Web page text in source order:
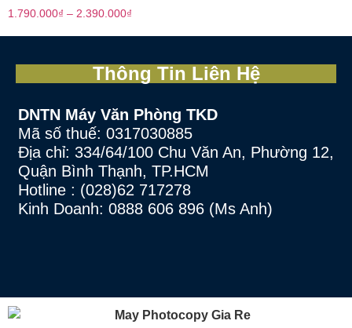
1.790.000₫ – 2.390.000₫
Thông Tin Liên Hệ
DNTN Máy Văn Phòng TKD
Mã số thuế: 0317030885
Địa chỉ: 334/64/100 Chu Văn An, Phường 12,
Quận Bình Thạnh, TP.HCM
Hotline : (028)62 717278
Kinh Doanh: 0888 606 896 (Ms Anh)